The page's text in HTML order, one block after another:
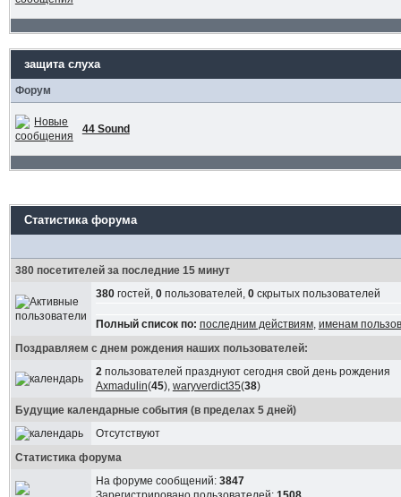
защита слуха
Форум
44 Sound
Статистика форума
380 посетителей за последние 15 минут
380гостей, 0пользователей, 0скрытых пользователей
Полный список по: последним действиям, именам
Поздравляем с днем рождения наших пользователей:
2пользователей празднуют сегодня свой день рождения
Axmadulin(45), waryverdict35(38)
Будущие календарные события (в пределах 5 дней)
Отсутствуют
Статистика форума
На форуме сообщений: 3847